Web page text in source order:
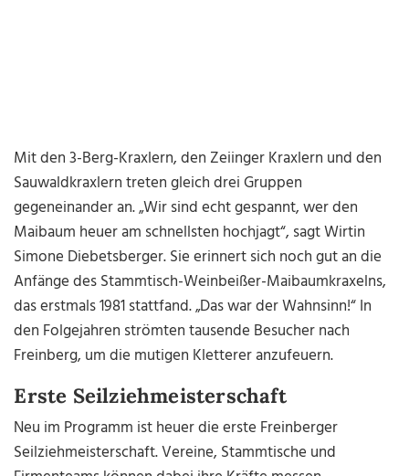
Mit den 3-Berg-Kraxlern, den Zeiinger Kraxlern und den
Sauwaldkraxlern treten gleich drei Gruppen
gegeneinander an. „Wir sind echt gespannt, wer den
Maibaum heuer am schnellsten hochjagt“, sagt Wirtin
Simone Diebetsberger. Sie erinnert sich noch gut an die
Anfänge des Stammtisch-Weinbeißer-Maibaumkraxelns,
das erstmals 1981 stattfand. „Das war der Wahnsinn!“ In
den Folgejahren strömten tausende Besucher nach
Freinberg, um die mutigen Kletterer anzufeuern.
Erste Seilziehmeisterschaft
Neu im Programm ist heuer die erste Freinberger
Seilziehmeisterschaft. Vereine, Stammtische und